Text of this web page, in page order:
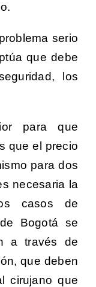
serio
que debe
los
para que
que el precio
para dos
necesaria la
casos de
Bogotá se
a través de
que deben
cirujano que